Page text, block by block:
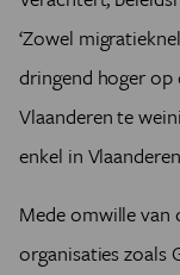
‘Zowel
dringend hoger
Vlaanderen te
enkel in
Mede omwille van
organisaties zoals